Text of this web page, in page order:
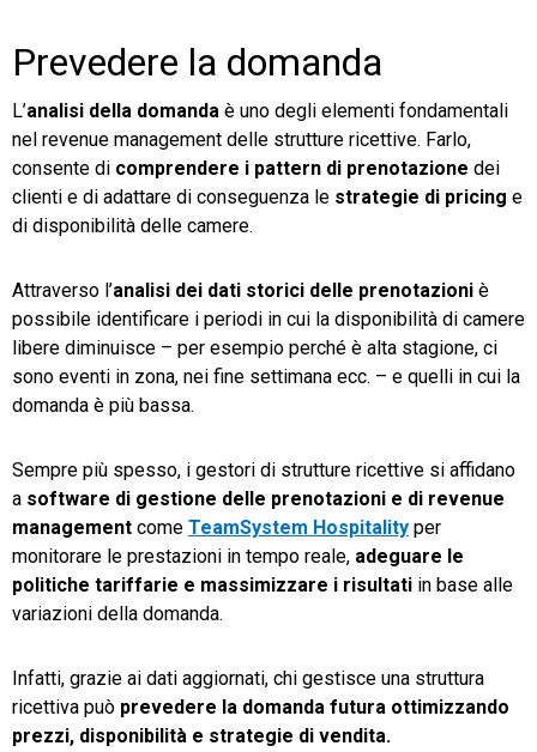
Prevedere la domanda
L’analisi della domanda è uno degli elementi fondamentali
nel revenue management delle strutture ricettive. Farlo,
consente di comprendere i pattern di prenotazione dei
clienti e di adattare di conseguenza le strategie di pricing e
di disponibilità delle camere.
Attraverso l’analisi dei dati storici delle prenotazioni è
possibile identificare i periodi in cui la disponibilità di camere
libere diminuisce – per esempio perché è alta stagione, ci
sono eventi in zona, nei fine settimana ecc. – e quelli in cui la
domanda è più bassa.
Sempre più spesso, i gestori di strutture ricettive si affidano
a software di gestione delle prenotazioni e di revenue
management come TeamSystem Hospitality per
monitorare le prestazioni in tempo reale, adeguare le
politiche tariffarie e massimizzare i risultati in base alle
variazioni della domanda.
Infatti, grazie ai dati aggiornati, chi gestisce una struttura
ricettiva può prevedere la domanda futura ottimizzando
prezzi, disponibilità e strategie di vendita.